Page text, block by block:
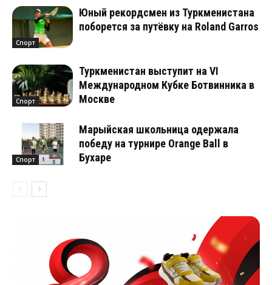
Спорт
Юный рекордсмен из Туркменистана
поборется за путёвку на Roland Garros
Спорт
Туркменистан выступит на VI
Международном Кубке Ботвинника в
Москве
Спорт
Марыйская школьница одержала
победу на турнире Orange Ball в
Бухаре